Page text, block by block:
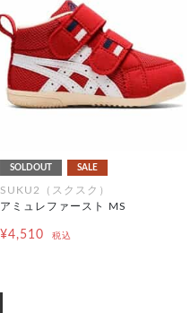
SOLDOUT SALE
SUKU2（スクスク）
アミュレファースト MS
¥4,510 税込